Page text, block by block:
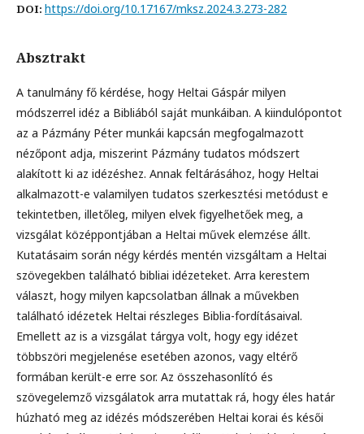
DOI: https://doi.org/10.17167/mksz.2024.3.273-282
Absztrakt
A tanulmány fő kérdése, hogy Heltai Gáspár milyen
módszerrel idéz a Bibliából saját munkáiban. A kiindulópontot
az a Pázmány Péter munkái kapcsán megfogalmazott
nézőpont adja, miszerint Pázmány tudatos módszert
alakított ki az idézéshez. Annak feltárásához, hogy Heltai
alkalmazott-e valamilyen tudatos szerkesztési metódust e
tekintetben, illetőleg, milyen elvek figyelhetőek meg, a
vizsgálat középpontjában a Heltai művek elemzése állt.
Kutatásaim során négy kérdés mentén vizsgáltam a Heltai
szövegekben található bibliai idézeteket. Arra kerestem
választ, hogy milyen kapcsolatban állnak a művekben
található idézetek Heltai részleges Biblia-fordításaival.
Emellett az is a vizsgálat tárgya volt, hogy egy idézet
többszöri megjelenése esetében azonos, vagy eltérő
formában került-e erre sor. Az összehasonlító és
szövegelemző vizsgálatok arra mutattak rá, hogy éles határ
húzható meg az idézés módszerében Heltai korai és késői